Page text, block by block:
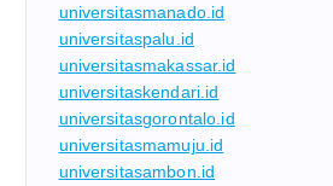
universitasmanado.id
universitaspalu.id
universitasmakassar.id
universitaskendari.id
universitasgorontalo.id
universitasmamuju.id
universitasambon.id